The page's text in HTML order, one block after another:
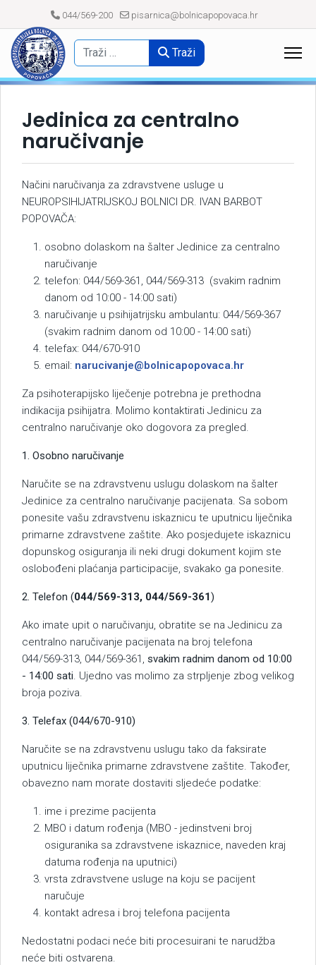
044/569-200 pisarnica@bolnicapopovaca.hr
Traži
Jedinica za centralno
naručivanje
Načini naručivanja za zdravstvene usluge u
NEUROPSIHIJATRIJSKOJ BOLNICI DR. IVAN BARBOT
POPOVAČA:
osobno dolaskom na šalter Jedinice za centralno
naručivanje
telefon: 044/569-361, 044/569-313 (svakim radnim
danom od 10:00 - 14:00 sati)
naručivanje u psihijatrijsku ambulantu: 044/569-367
(svakim radnim danom od 10:00 - 14:00 sati)
telefax: 044/670-910
email: narucivanje@bolnicapopovaca.hr
Za psihoterapijsko liječenje potrebna je prethodna
indikacija psihijatra. Molimo kontaktirati Jedinicu za
centralno naručivanje oko dogovora za pregled.
1. Osobno naručivanje
Naručite se na zdravstvenu uslugu dolaskom na šalter
Jedinice za centralno naručivanje pacijenata. Sa sobom
ponesite vašu zdravstvenu iskaznicu te uputnicu liječnika
primarne zdravstvene zaštite. Ako posjedujete iskaznicu
dopunskog osiguranja ili neki drugi dokument kojim ste
oslobođeni plaćanja participacije, svakako ga ponesite.
2. Telefon (044/569-313, 044/569-361)
Ako imate upit o naručivanju, obratite se na Jedinicu za
centralno naručivanje pacijenata na broj telefona
044/569-313, 044/569-361, svakim radnim danom od 10:00
- 14:00 sati. Ujedno vas molimo za strpljenje zbog velikog
broja poziva.
3. Telefax (044/670-910)
Naručite se na zdravstvenu uslugu tako da faksirate
uputnicu liječnika primarne zdravstvene zaštite. Također,
obavezno nam morate dostaviti sljedeće podatke:
ime i prezime pacijenta
MBO i datum rođenja (MBO - jedinstveni broj
osiguranika sa zdravstvene iskaznice, naveden kraj
datuma rođenja na uputnici)
vrsta zdravstvene usluge na koju se pacijent
naručuje
kontakt adresa i broj telefona pacijenta
Nedostatni podaci neće biti procesuirani te narudžba
neće biti ostvarena.